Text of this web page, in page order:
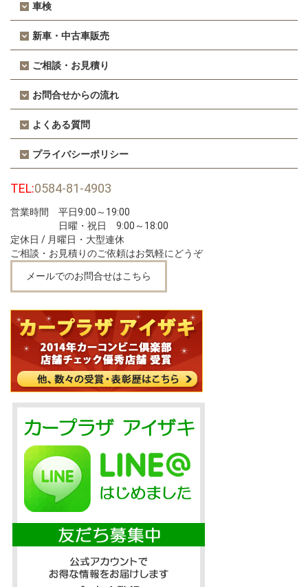
車検
新車・中古車販売
ご相談・お見積り
お問合せからの流れ
よくある質問
プライバシーポリシー
TEL:0584-81-4903
営業時間 平日9:00～19:00
日曜・祝日 9:00～18:00
定休日 / 月曜日・大型連休
ご相談・お見積りのご依頼はお気軽にどうぞ
メールでのお問合せはこちら